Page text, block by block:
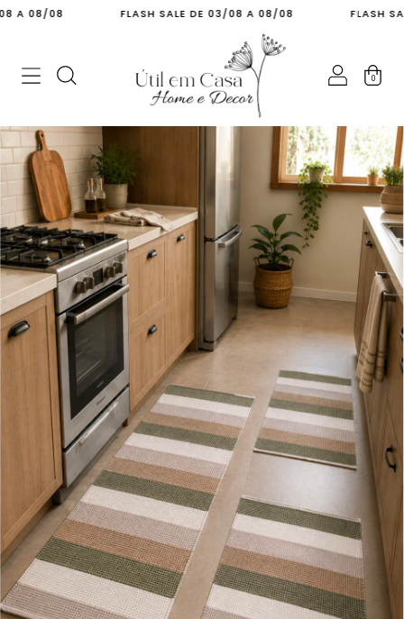
08 FLASH SALE DE 03/08 A 08/08 FLASH SALE
0